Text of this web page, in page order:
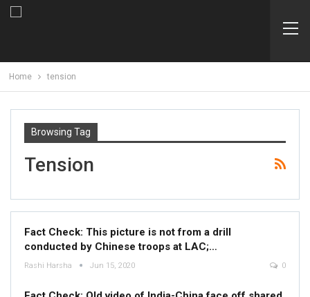
Home tension
Browsing Tag
Tension
Fact Check: This picture is not from a drill
conducted by Chinese troops at LAC;…
Rashi Harsha Jun 15, 2020 0